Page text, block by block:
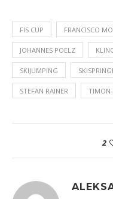
FIS CUP FRANCISCO
JOHANNES POELZ
SKIJUMPING
STEFAN RAINER TIMON-
2